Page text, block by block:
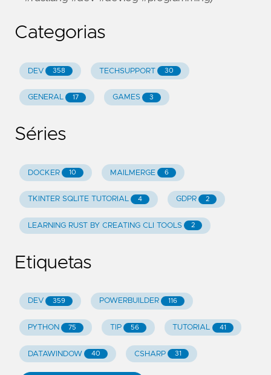
Categorias
DEV 358 TECHSUPPORT 30
GENERAL 17 GAMES 3
Séries
DOCKER 10 MAILMERGE 6
TKINTER SQLITE TUTORIAL 4 GDPR 2
LEARNING RUST BY CREATING CLI TOOLS 2
Etiquetas
DEV 359 POWERBUILDER 116
PYTHON 75 TIP 56 TUTORIAL 41
DATAWINDOW 40 CSHARP 31